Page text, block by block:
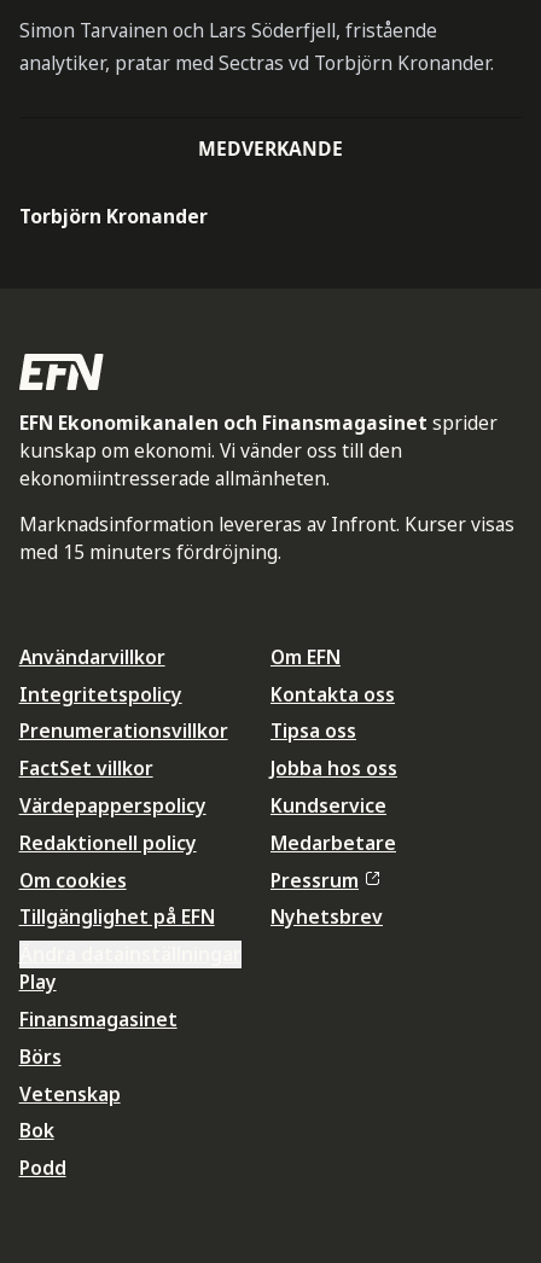
Simon Tarvainen och Lars Söderfjell, fristående
analytiker, pratar med Sectras vd Torbjörn Kronander.
MEDVERKANDE
Torbjörn Kronander
EFN Ekonomikanalen och Finansmagasinet sprider
kunskap om ekonomi. Vi vänder oss till den
ekonomiintresserade allmänheten.
Marknadsinformation levereras av Infront. Kurser visas
med 15 minuters fördröjning.
Användarvillkor
Integritetspolicy
Prenumerationsvillkor
FactSet villkor
Värdepapperspolicy
Redaktionell policy
Om cookies
Tillgänglighet på EFN
Om EFN
Kontakta oss
Tipsa oss
Jobba hos oss
Kundservice
Medarbetare
Pressrum
Nyhetsbrev
Play
Finansmagasinet
Börs
Vetenskap
Bok
Podd